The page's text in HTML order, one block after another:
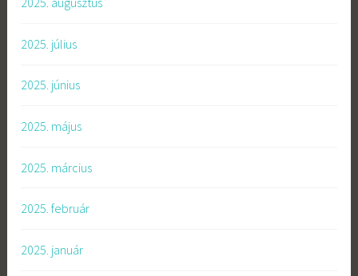
2025. július
2025. június
2025. május
2025. március
2025. február
2025. január